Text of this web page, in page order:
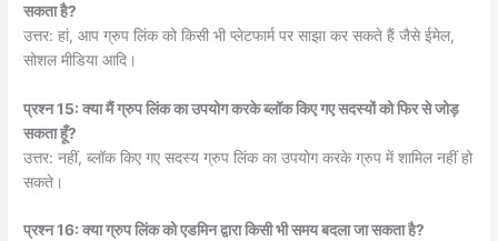
सकता है?
उत्तर: हां, आप ग्रुप लिंक को किसी भी प्लेटफार्म पर साझा कर सकते हैं जैसे ईमेल,
सोशल मीडिया आदि।
प्रश्न 15: क्या मैं ग्रुप लिंक का उपयोग करके ब्लॉक किए गए सदस्यों को फिर से जोड़
सकता हूँ?
उत्तर: नहीं, ब्लॉक किए गए सदस्य ग्रुप लिंक का उपयोग करके ग्रुप में शामिल नहीं हो
सकते।
प्रश्न 16: क्या ग्रुप लिंक को एडमिन द्वारा किसी भी समय बदला जा सकता है?